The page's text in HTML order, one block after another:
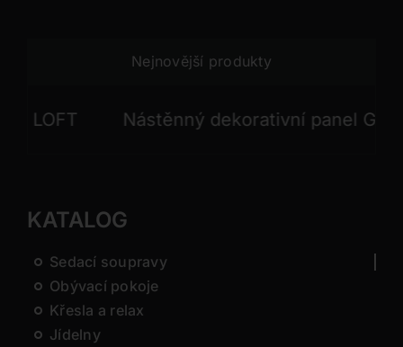
Nejnovější produkty
Nástěnný dekorativní panel GONG
KATALOG
Sedací soupravy
Obývací pokoje
Křesla a relax
Jídelny